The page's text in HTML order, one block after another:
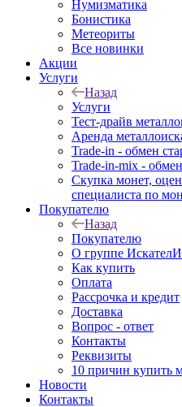
Нумизматика
Бонистика
Метеориты
Все новинки
Акции
Услуги
Назад
Услуги
Тест-драйв
Аренда
Trade-in - обмен
Trade-in-mix -
Скупка монет,
специалиста по
Покупателю
Назад
Покупателю
О группе ИскателИ
Как купить
Оплата
Рассрочка и кредит
Доставка
Вопрос - ответ
Контакты
Реквизиты
10 причин купить
Новости
Контакты